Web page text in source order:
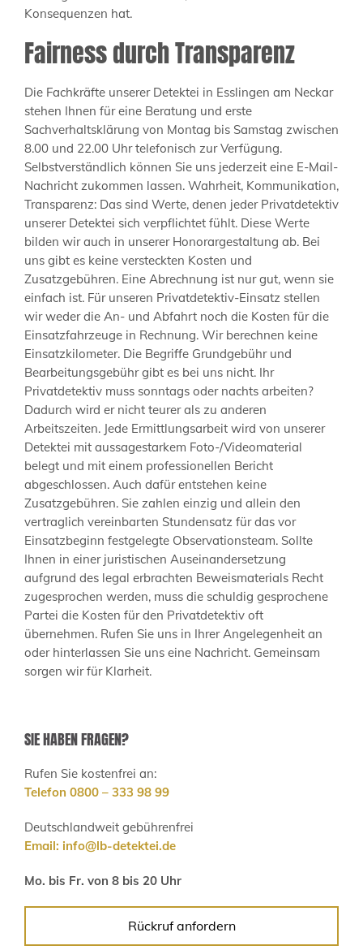
Konsequenzen hat.
Fairness durch Transparenz
Die Fachkräfte unserer Detektei in Esslingen am Neckar
stehen Ihnen für eine Beratung und erste
Sachverhaltsklärung von Montag bis Samstag zwischen
8.00 und 22.00 Uhr telefonisch zur Verfügung.
Selbstverständlich können Sie uns jederzeit eine E-Mail-
Nachricht zukommen lassen. Wahrheit, Kommunikation,
Transparenz: Das sind Werte, denen jeder Privatdetektiv
unserer Detektei sich verpflichtet fühlt. Diese Werte
bilden wir auch in unserer Honorargestaltung ab. Bei
uns gibt es keine versteckten Kosten und
Zusatzgebühren. Eine Abrechnung ist nur gut, wenn sie
einfach ist. Für unseren Privatdetektiv-Einsatz stellen
wir weder die An- und Abfahrt noch die Kosten für die
Einsatzfahrzeuge in Rechnung. Wir berechnen keine
Einsatzkilometer. Die Begriffe Grundgebühr und
Bearbeitungsgebühr gibt es bei uns nicht. Ihr
Privatdetektiv muss sonntags oder nachts arbeiten?
Dadurch wird er nicht teurer als zu anderen
Arbeitszeiten. Jede Ermittlungsarbeit wird von unserer
Detektei mit aussagestarkem Foto-/Videomaterial
belegt und mit einem professionellen Bericht
abgeschlossen. Auch dafür entstehen keine
Zusatzgebühren. Sie zahlen einzig und allein den
vertraglich vereinbarten Stundensatz für das vor
Einsatzbeginn festgelegte Observationsteam. Sollte
Ihnen in einer juristischen Auseinandersetzung
aufgrund des legal erbrachten Beweismaterials Recht
zugesprochen werden, muss die schuldig gesprochene
Partei die Kosten für den Privatdetektiv oft
übernehmen. Rufen Sie uns in Ihrer Angelegenheit an
oder hinterlassen Sie uns eine Nachricht. Gemeinsam
sorgen wir für Klarheit.
SIE HABEN FRAGEN?
Rufen Sie kostenfrei an:
Telefon 0800 – 333 98 99
Deutschlandweit gebührenfrei
Email: info@lb-detektei.de
Mo. bis Fr. von 8 bis 20 Uhr
Rückruf anfordern